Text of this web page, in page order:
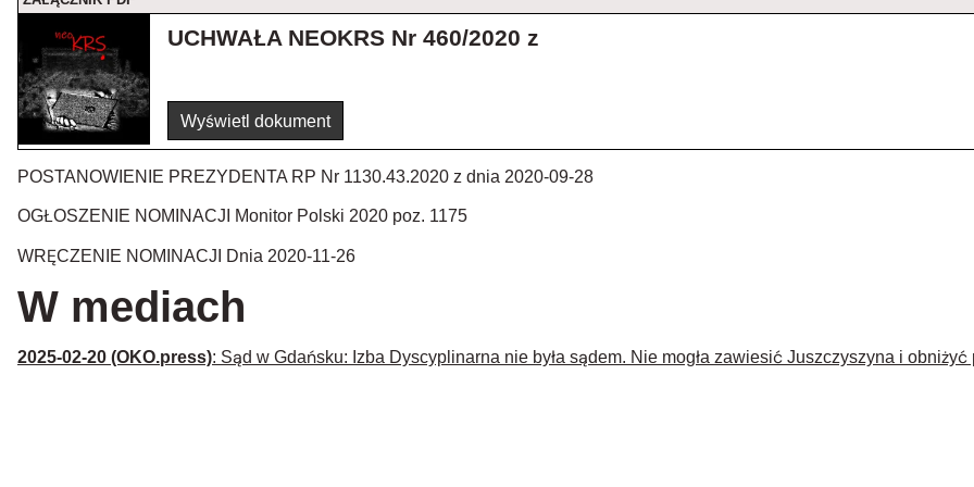
UCHWAŁA NEOKRS Nr 460/2020 z
Wyświetl dokument
POSTANOWIENIE PREZYDENTA RP Nr 1130.43.2020 z dnia 2020-09-28
OGŁOSZENIE NOMINACJI Monitor Polski 2020 poz. 1175
WRĘCZENIE NOMINACJI Dnia 2020-11-26
W mediach
2025-02-20 (OKO.press): Sąd w Gdańsku: Izba Dyscyplinarna nie była sądem. Nie mogła zawiesić Juszczyszyna i obniżyć